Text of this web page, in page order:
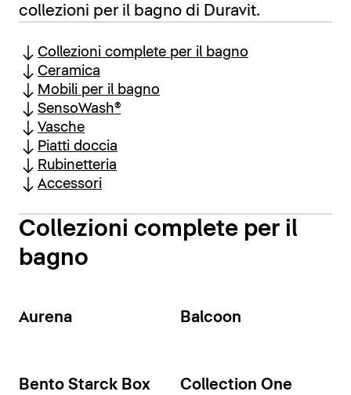
collezioni per il bagno di Duravit.
Collezioni complete per il bagno
Ceramica
Mobili per il bagno
SensoWash®
Vasche
Piatti doccia
Rubinetteria
Accessori
Collezioni complete per il
bagno
Aurena Balcoon
Bento Starck Box Collection One